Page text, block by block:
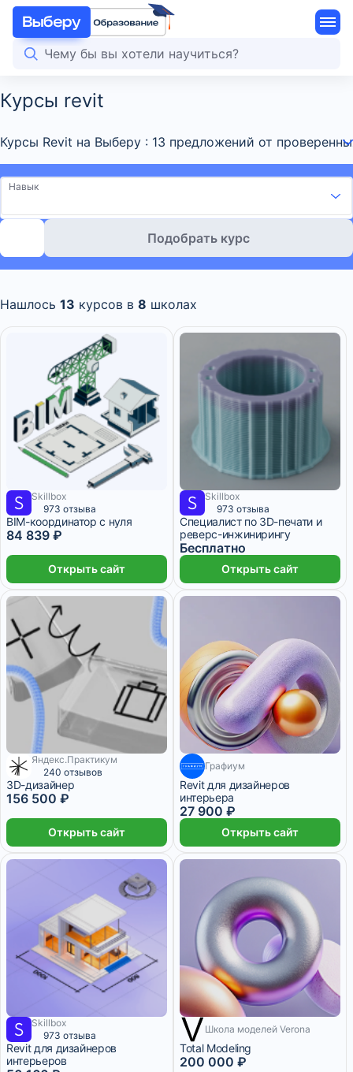
Курсы revit
Курсы Revit на Выберу : 13 предложений от
Навык
Подобрать курс
Нашлось 13 курсов в 8 школах
7 070 ₽/мес
Skillbox
973 отзыва
BIM-координатор с нуля
84 839 ₽
Открыть сайт
8 месяцев
Skillbox
973 отзыва
Специалист по 3D-печати и
реверс-инжинирингу
Бесплатно
Открыть сайт
6 389 ₽/мес
Яндекс.Практикум
240 отзывов
3D-дизайнер
156 500 ₽
Открыть сайт
2 325 ₽/мес
Графиум
Revit для дизайнеров
интерьера
27 900 ₽
Открыть сайт
8 361 ₽/мес 2 месяца
Skillbox
973 отзыва
Revit для дизайнеров
интерьеров
8 333 ₽/мес 12 месяцев
Школа моделей Verona
Total Modeling
200 000 ₽